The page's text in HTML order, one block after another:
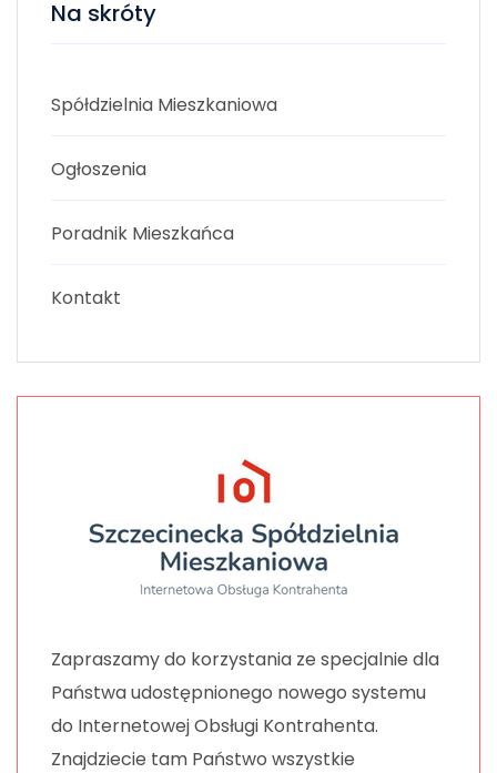
Na skróty
Spółdzielnia Mieszkaniowa
Ogłoszenia
Poradnik Mieszkańca
Kontakt
Zapraszamy do korzystania ze specjalnie dla
Państwa udostępnionego nowego systemu
do Internetowej Obsługi Kontrahenta.
Znajdziecie tam Państwo wszystkie